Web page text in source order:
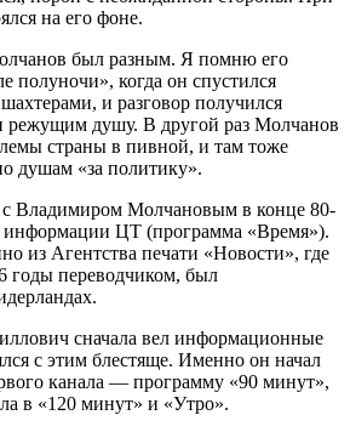
на его фоне.
был разным. Я помню его
полуночи», когда он спустился
и разговор получился
режущим душу. В другой раз Молчанов
страны в пивной, и там тоже
душам «за политику».
Владимиром Молчановым в конце 80-
информации ЦТ (программа «Время»).
из Агентства печати «Новости», где
годы переводчиком, был
сначала вел информационные
с этим блестяще. Именно он начал
канала — программу «90 минут»,
в «120 минут» и «Утро».